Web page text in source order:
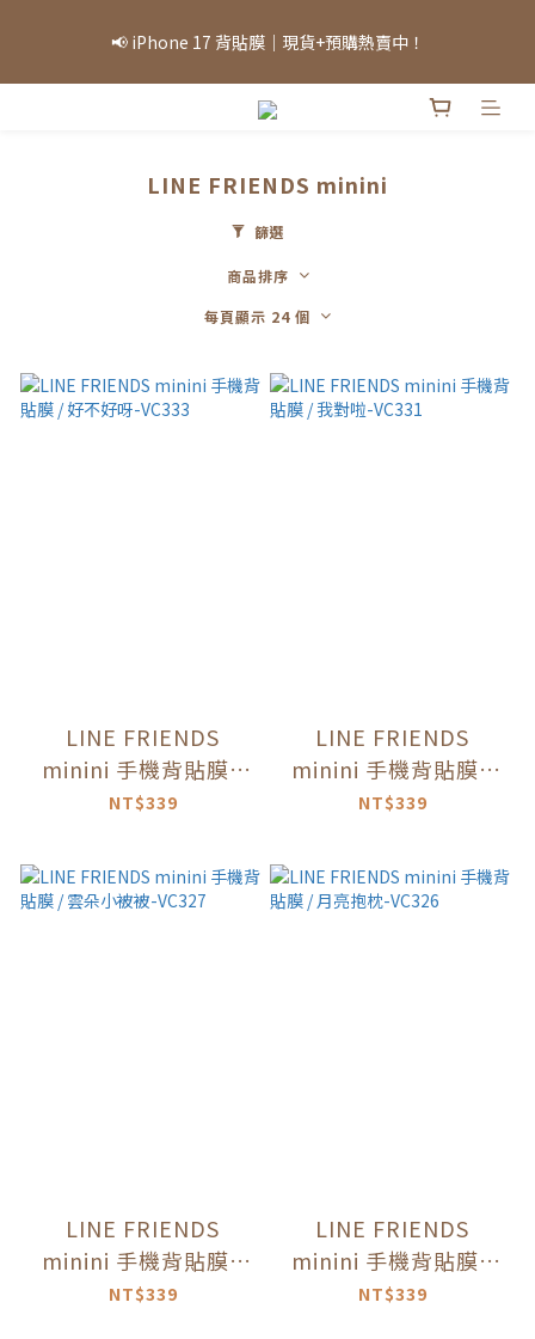
庫存為準，敬請見諒。」
📢 iPhone 17 背貼膜｜現貨+預購熱賣中！
「因部分商品熱銷，部分庫存可能需等候，實際出貨情況將依當日
LINE FRIENDS minini
篩選
商品排序
每頁顯示 24 個
LINE FRIENDS
minini 手機背貼膜 /
好不好呀-VC333
NT$339
LINE FRIENDS
minini 手機背貼膜 /
我對啦-VC331
NT$339
LINE FRIENDS
minini 手機背貼膜 /
雲朵小被被-VC327
NT$339
LINE FRIENDS
minini 手機背貼膜 /
月亮抱枕-VC326
NT$339